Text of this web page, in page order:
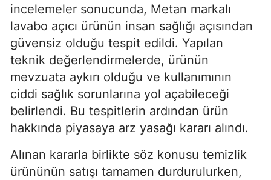
incelemeler sonucunda, Metan markalı
lavabo açıcı ürünün insan sağlığı açısından
güvensiz olduğu tespit edildi. Yapılan
teknik değerlendirmelerde, ürünün
mevzuata aykırı olduğu ve kullanımının
ciddi sağlık sorunlarına yol açabileceği
belirlendi. Bu tespitlerin ardından ürün
hakkında piyasaya arz yasağı kararı alındı.
Alınan kararla birlikte söz konusu temizlik
ürününün satışı tamamen durdurulurken,